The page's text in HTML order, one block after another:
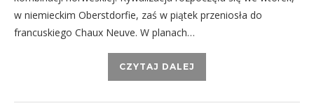
w niemieckim Oberstdorfie, zaś w piątek przeniosła do
francuskiego Chaux Neuve. W planach…
CZYTAJ DALEJ